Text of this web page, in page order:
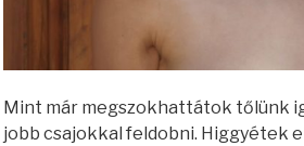
Mint már megszokhattátok tőlünk
jobb csajokkal feldobni. Higgyétek